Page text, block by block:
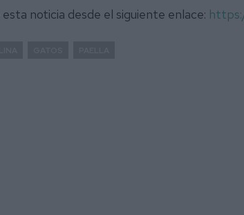
noticia desde el siguiente enlace: